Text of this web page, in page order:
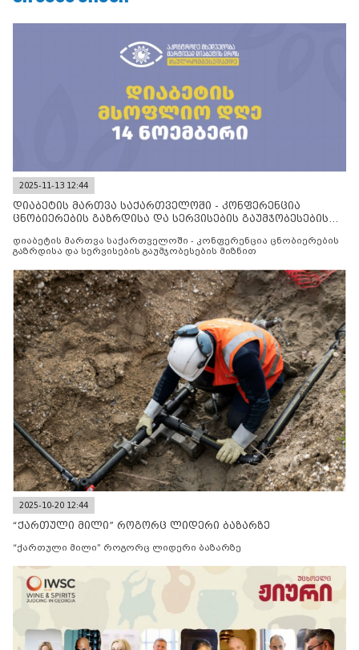
2025-11-13 12:44
დიაბეტის მართვა საქართველოში - კონფერენცია
ცნობიერების გაზრდისა და სერვისების გაუმჯობესების
დიაბეტის მართვა საქართველოში - კონფერენცია ცნობიერების
გაზრდისა და სერვისების გაუმჯობესების მიზნით
2025-10-20 12:44
“ქართული მილი” როგორც ლიდერი ბაზარზე
“ქართული მილი” როგორც ლიდერი ბაზარზე